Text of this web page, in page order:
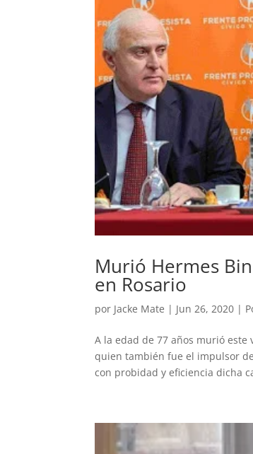
Murió Hermes
en Rosario
por Jacke Mate | Jun 26, 2020 |
A la edad de 77 años murió
quien también fue el impulsor
con probidad y eficiencia dicha